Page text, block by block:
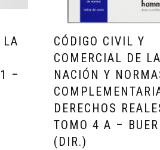
LA
–
CÓDIGO CIVIL Y
COMERCIAL DE LA
NACIÓN Y
DERECHOS
TOMO 4 A –
(DIR.)